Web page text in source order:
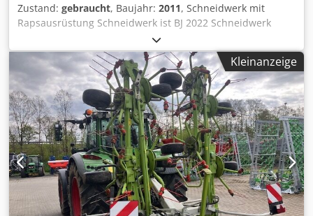
Zustand: gebraucht, Baujahr: 2011, Schneidwerk mit
Rapsausrüstung Schneidwerk ist BJ 2022 Schneidwerk
Claas Vario / 930 / Cjdpfx Acet Twuijnjrf
Kleinanzeige